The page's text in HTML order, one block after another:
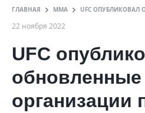
ГЛАВНАЯ ММА UFC
22 ноября 2022
UFC
обновленные
организации